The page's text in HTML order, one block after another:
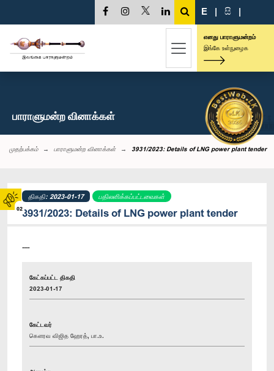
02
E | සි |
எனது பாராளுமன்றம்
இங்கே உள்நுழைக
பாராளுமன்ற வினாக்கள்
முதற்பக்கம் பாராளுமன்ற வினாக்கள் 3931/2023: Details of LNG power plant tender
திகதி: 2023-01-17 பதிலளிக்கப்பட்டவைகள்
3931/2023: Details of LNG power plant tender
----
கேட்கப்பட்ட திகதி
2023-01-17
கேட்டவர்
கௌரவ விஜித ஹேரத், பா.உ.